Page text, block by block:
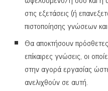
στις εξετάσεις (ή
πιστοποίησης γνώσεων
Θα αποκτήσουν
επίκαιρες γνώσεις, οι
στην αγορά εργασίας
ανελιχθούν σε αυτή.